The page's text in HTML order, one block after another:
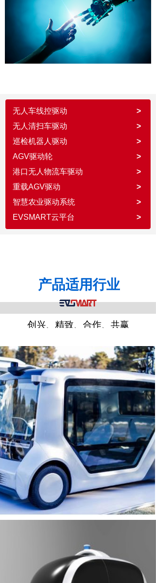
无人车线控驱动
>
无人清扫车驱动
>
巡检机器人驱动
>
AGV驱动轮
>
港口无人物流车驱动
>
重载AGV驱动
>
智慧农业驱动系统
>
EVSMART云平台
>
产品适用行业
创兴、精致、合作、共赢